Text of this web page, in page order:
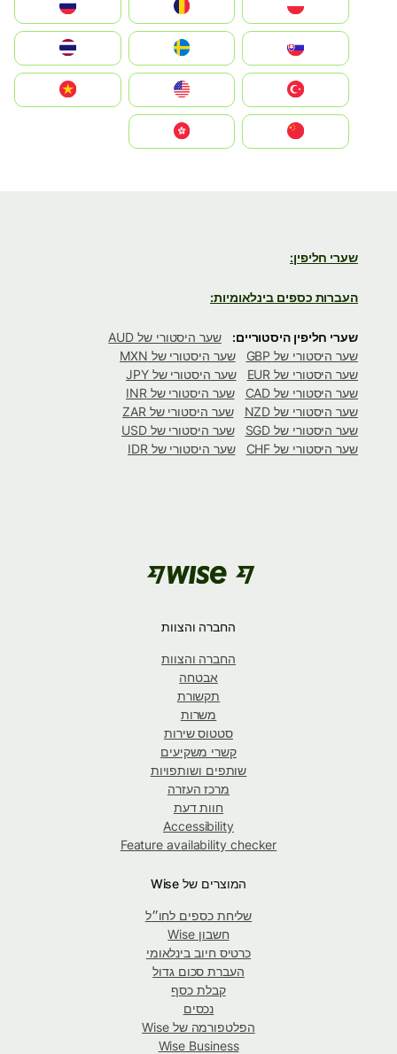
România
Slovensko
United States
Vietnam
שערי חליפין:
העברות כספים בינלאומיות:
שערי חליפין היסטוריים:
שער היסטורי של AUD
שער היסטורי של GBP
שער היסטורי של MXN
שער היסטורי של EUR
שער היסטורי של JPY
שער היסטורי של CAD
שער היסטורי של INR
שער היסטורי של NZD
שער היסטורי של ZAR
שער היסטורי של SGD
שער היסטורי של USD
שער היסטורי של CHF
שער היסטורי של IDR
החברה והצוות
החברה והצוות
אבטחה
תקשורת
משרות
סטטוס שירות
קשרי משקיעים
שותפים ושותפויות
מרכז העזרה
חוות דעת
Accessibility
Feature availability checker
המוצרים של Wise
שליחת כספים לחו״ל
חשבון Wise
כרטיס חיוב בינלאומי
העברת סכום גדול
קבלת כסף
נכסים
הפלטפורמה של Wise
Wise Business